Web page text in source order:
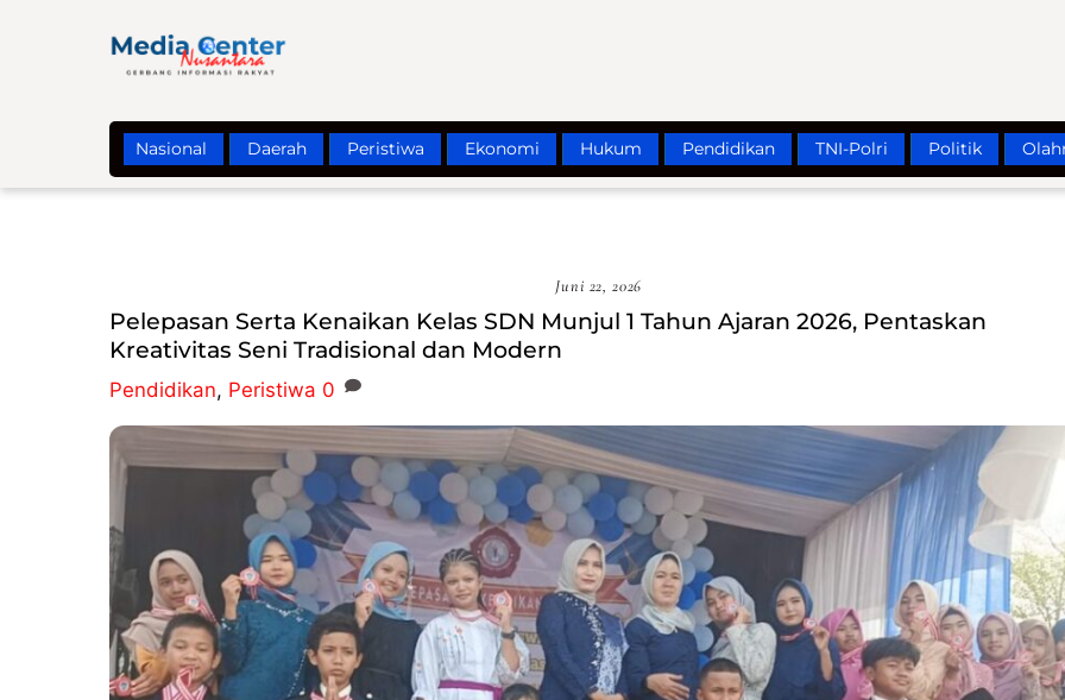
Nasional Daerah Peristiwa Ekonomi Hukum Pendidikan TNI-Polri Politik
Juni 22, 2026
‎Pelepasan Serta Kenaikan Kelas SDN Munjul 1 Tahun Ajaran 2026, Pentaskan
Kreativitas Seni Tradisional dan Modern
Pendidikan, Peristiwa 0